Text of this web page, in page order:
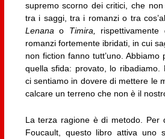
supremo scorno dei critici, che
tra i saggi, tra i romanzi o tra
Lenanao Timira,
romanzi fortemente ibridati, in cui
non fiction fanno tutt’uno. Abbiamo
quella sfida: provato, lo ribadiamo.
ci sentiamo in dovere di mettere le
calcare un terreno che non è il
La terza ragione è di metodo. Per
Foucault, questo libro attiva uno